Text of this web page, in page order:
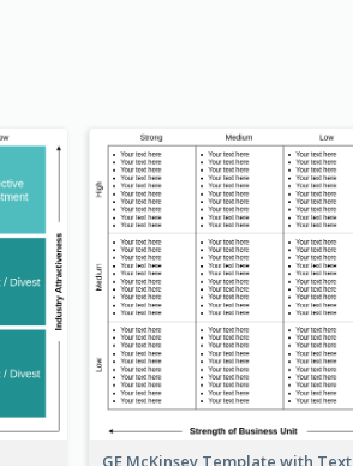
GE McKinsey Template with Text